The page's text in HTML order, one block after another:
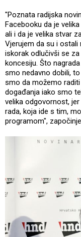
"Poznata radijska
Facebooku da je
ali i da je velika stvar
Vjerujem da su i ostali
iskorak odlučivši se
koncesiju. Što
smo nedavno dobili,
smo da možemo
događanja iako smo
velika odgovornost,
rada, koja ide s tim,
programom",